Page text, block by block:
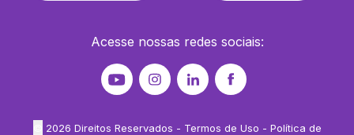
Acesse nossas redes sociais:
2026 Direitos Reservados - Termos de Uso - Política de